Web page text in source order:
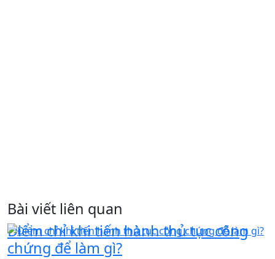
Bài viết liên quan
Điểm chỉ khi tiến hành thủ tục công
chứng để làm gì?